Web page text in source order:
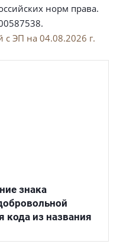
норм права.
с ЭП на 04.08.2026 г.
знака
кода из названия